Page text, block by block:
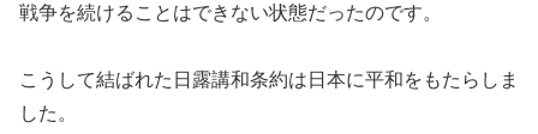
戦争を続けることはできない状態だったのです。
こうして結ばれた日露講和条約は日本に平和をもたらしま
した。